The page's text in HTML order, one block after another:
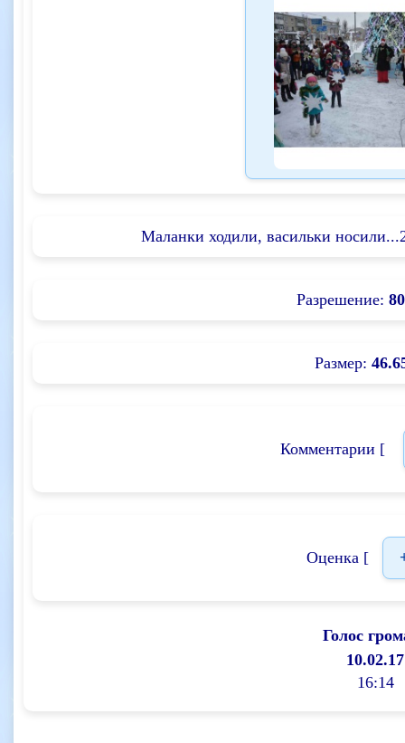
Маланки ходили, васильки
Разрешение:
Размер:
Комментарии [
Оценка [
Голос
10.02.17
16:14